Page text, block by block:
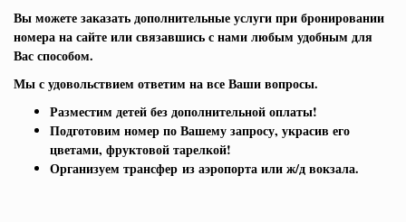
Вы можете заказать дополнительные услуги при бронировании
номера на сайте или связавшись с нами любым удобным для
Вас способом.
Мы с удовольствием ответим на все Ваши вопросы.
Разместим детей без дополнительной оплаты!
Подготовим номер по Вашему запросу, украсив его
цветами, фруктовой тарелкой!
Организуем трансфер из аэропорта или ж/д вокзала.